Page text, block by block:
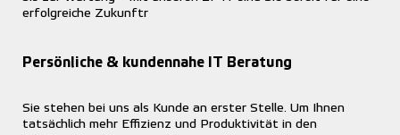
erfolgreiche Zukunftr
Persönliche & kundennahe IT Beratung
Sie stehen bei uns als Kunde an erster Stelle. Um Ihnen
tatsächlich mehr Effizienz und Produktivität in den